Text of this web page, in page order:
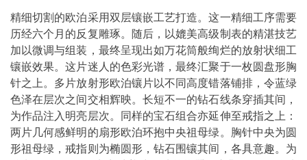
精细切割的欧泊采用双层镶嵌工艺打造。这一精细工序需要
历经六个月的反复雕琢。随后，以媲美高级制表的精湛技艺
加以微调与组装，最终呈现出如万花筒般绚烂的放射状细工
镶嵌效果。这片迷人的色彩光谱，最终汇聚于一枚圆盘形胸
针之上。多片放射形欧泊镶片以不同高度错落铺排，令蓝绿
色泽在层次之间交相辉映。长短不一的钻石线条穿插其间，
为作品注入明亮层次。同样的宝石组合亦延伸至戒指之上：
两片几何感鲜明的扇形欧泊环抱中央祖母绿。胸针中央为圆
形祖母绿，戒指则为椭圆形，钻石围镶其间，各具意趣。为